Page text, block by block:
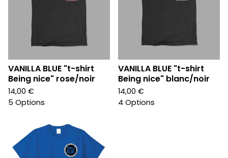
VANILLA BLUE "t-shirt
Being nice" rose/noir
14,00 €
5 Options
VANILLA BLUE "t-shirt
Being nice" blanc/noir
14,00 €
4 Options